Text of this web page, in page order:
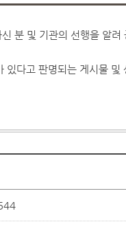
분 및 기관의 선행을 알려
다고 판명되는 게시물 및